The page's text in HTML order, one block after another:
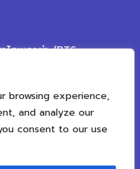
browsing experience,
and analyze our
consent to our use
ทพลาซ่า (BTS
รุงเทพมหานคร
งข้ามซอยเจริญนคร
พมหานคร 10600